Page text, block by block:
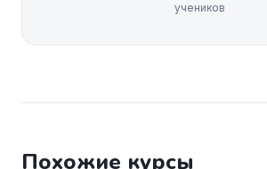
учеников
Похожие курсы